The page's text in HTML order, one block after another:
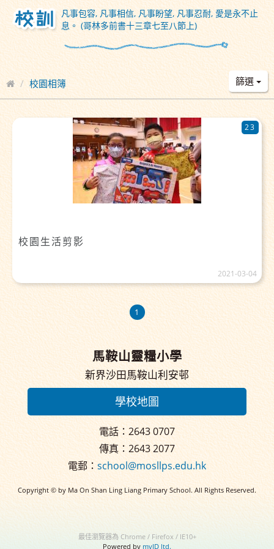
凡事包容, 凡事相信, 凡事盼望, 凡事忍耐, 愛是永不止
息。 (哥林多前書十三章七至八節上)
校園相簿 篩選
校園生活剪影
23
2021-03-04
1
馬鞍山靈糧小學
新界沙田馬鞍山利安邨
學校地圖
電話：2643 0707
傳真：2643 2077
電郵： school@mosllps.edu.hk
Copyright © by Ma On Shan Ling Liang Primary School. All Rights Reserved.
最佳瀏覽器為 Chrome / Firefox / IE10+
Powered by myID ltd.